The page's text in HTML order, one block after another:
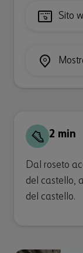
Sito
2 min
Dal roseto
del castello,
del castello.